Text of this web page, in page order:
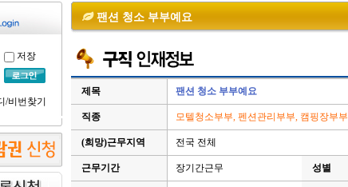
저장
/비번찾기
팬션 청소 부부예요
제목 팬션 청소 부부예요
직종 모텔청소부부, 펜션관리부부, 캠핑장부부
(희망)근무지역 전국 전체
근무기간 장기간근무 성별